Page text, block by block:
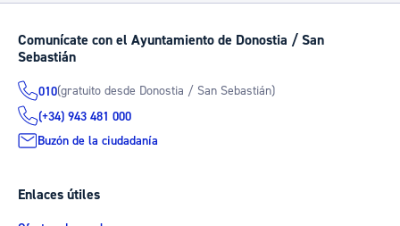
Comunícate con el Ayuntamiento de Donostia / San
Sebastián
010(gratuito desde Donostia / San Sebastián)
(+34) 943 481 000
Buzón de la ciudadanía
Enlaces útiles